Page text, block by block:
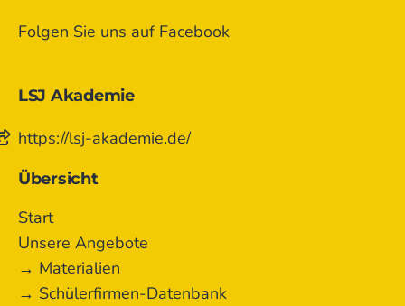
Folgen Sie uns auf Facebook
LSJ Akademie
https://lsj-akademie.de/
Übersicht
Start
Unsere Angebote
→ Materialien
→ Schülerfirmen-Datenbank